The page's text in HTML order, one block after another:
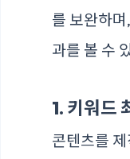
를 보완하
과를 볼 수
1. 키워드
콘텐츠를